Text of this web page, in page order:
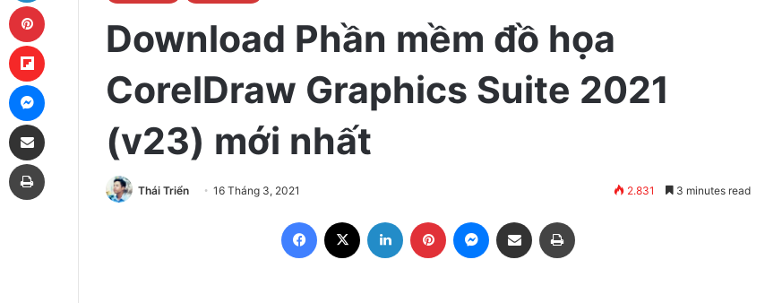
Download Phần mềm đồ họa
CorelDraw Graphics Suite 2021
(v23) mới nhất
Thái Triển 16 Tháng 3, 2021 2.831 3 minutes read
Facebook LinkedIn Pinterest Messenger
Share via Email